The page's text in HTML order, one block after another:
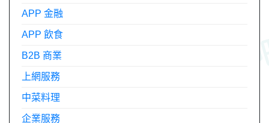
APP 金融
APP 飲食
B2B 商業
上網服務
中菜料理
企業服務